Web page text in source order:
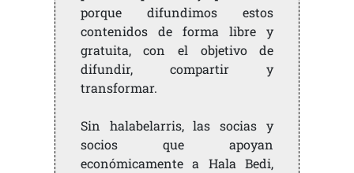
porque difundimos estos
contenidos de forma libre y
gratuita, con el objetivo de
difundir, compartir y
transformar.
Sin halabelarris, las socias y
socios que apoyan
económicamente a Hala Bedi,